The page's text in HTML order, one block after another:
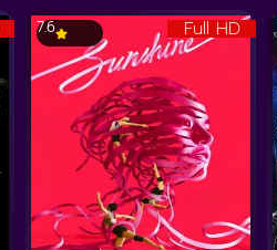
Full HD
7.6